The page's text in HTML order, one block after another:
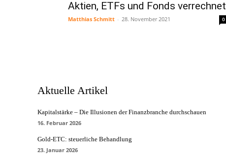
Aktien, ETFs und Fonds verrechnet
Matthias Schmitt - 28. November 2021 0
Aktuelle Artikel
Kapitalstärke – Die Illusionen der Finanzbranche durchschauen
16. Februar 2026
Gold-ETC: steuerliche Behandlung
23. Januar 2026